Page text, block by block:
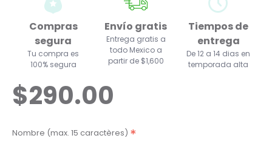
Compras
segura
Tu compra es
100% segura
Envío gratis
Entrega gratis a
todo Mexico a
partir de $1,600
Tiempos de
entrega
De 12 a 14 dias en
temporada alta
$290.00
Nombre (max. 15 caractères)